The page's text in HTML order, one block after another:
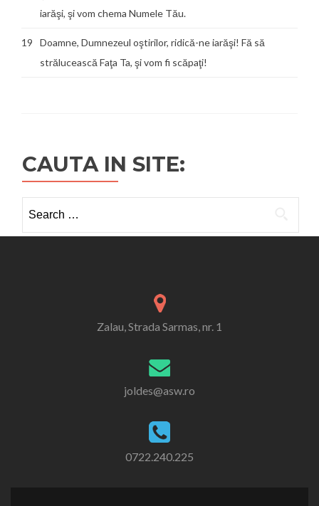
iarăşi, şi vom chema Numele Tău.
19
Doamne, Dumnezeul oştirilor, ridică-ne iarăşi! Fă să
strălucească Faţa Ta, şi vom fi scăpaţi!
CAUTA IN SITE:
for:
Zalau, Strada Sarmas, nr. 1
joldes@asw.ro
0722.240.225